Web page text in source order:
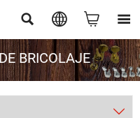
   
BRICOLAJE
